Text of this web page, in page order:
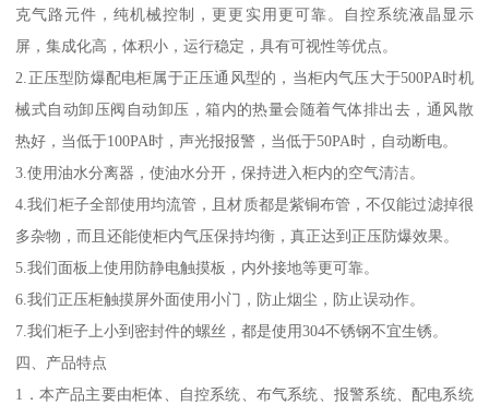
克气路元件，纯机械控制，更更实用更可靠。自控系统液晶显示
屏，集成化高，体积小，运行稳定，具有可视性等优点。
2.正压型防爆配电柜属于正压通风型的，当柜内气压大于500PA时机
械式自动卸压阀自动卸压，箱内的热量会随着气体排出去，通风散
热好，当低于100PA时，声光报报警，当低于50PA时，自动断电。
3.使用油水分离器，使油水分开，保持进入柜内的空气清洁。
4.我们柜子全部使用均流管，且材质都是紫铜布管，不仅能过滤掉很
多杂物，而且还能使柜内气压保持均衡，真正达到正压防爆效果。
5.我们面板上使用防静电触摸板，内外接地等更可靠。
6.我们正压柜触摸屏外面使用小门，防止烟尘，防止误动作。
7.我们柜子上小到密封件的螺丝，都是使用304不锈钢不宜生锈。
四、产品特点
1．本产品主要由柜体、自控系统、布气系统、报警系统、配电系统